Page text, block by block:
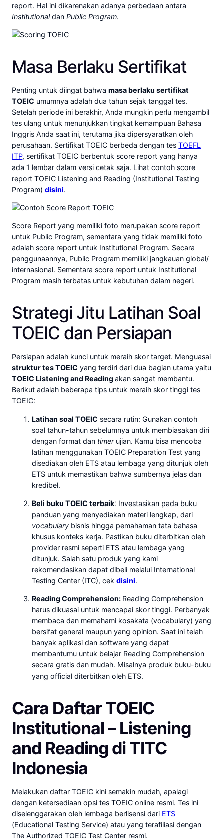
report. Hal ini dikarenakan adanya perbedaan antara
InstitutionaldanPublic Program.
Masa Berlaku Sertifikat
Penting untuk diingat bahwamasa berlaku sertifikat
TOEIC umumnya adalah dua tahun sejak tanggal tes.
Setelah periode ini berakhir, Anda mungkin perlu mengambil
tes ulang untuk menunjukkan tingkat kemampuan Bahasa
Inggris Anda saat ini, terutama jika dipersyaratkan oleh
perusahaan. Sertifikat TOEIC berbeda dengan tesTOEFL
ITP, sertifikat TOEIC berbentuk score report yang hanya
ada 1 lembar dalam versi cetak saja. Lihat contoh score
report TOEIC Listening and Reading (Institutional Testing
Program)disini.
Score Report yang memiliki foto merupakan score report
untuk Public Program, sementara yang tidak memiliki foto
adalah score report untuk Institutional Program. Secara
penggunaannya, Public Program memiliki jangkauan global/
internasional. Sementara score report untuk Institutional
Program masih terbatas untuk kebutuhan dalam negeri.
Strategi Jitu Latihan Soal
TOEIC dan Persiapan
Persiapan adalah kunci untuk meraih skor target. Menguasai
struktur tes TOEIC yang terdiri dari dua bagian utama yaitu
TOEIC Listening and Readingakan sangat membantu.
Berikut adalah beberapa tips untuk meraih skor tinggi tes
TOEIC:
Latihan soal TOEIC secara rutin: Gunakan contoh
soal tahun-tahun sebelumnya untuk membiasakan diri
dengan format dan timerujian. Kamu bisa mencoba
latihan menggunakan TOEIC Preparation Test yang
disediakan oleh ETS atau lembaga yang ditunjuk oleh
ETS untuk memastikan bahwa sumbernya jelas dan
kredibel.
Beli buku TOEIC terbaik: Investasikan pada buku
panduan yang menyediakan materi lengkap, dari
vocabulary bisnis hingga pemahaman tata bahasa
khusus konteks kerja. Pastikan buku diterbitkan oleh
provider resmi seperti ETS atau lembaga yang
ditunjuk. Salah satu produk yang kami
rekomendasikan dapat dibeli melalui International
Testing Center (ITC), cekdisini.
Reading Comprehension: Reading Comprehension
harus dikuasai untuk mencapai skor tinggi. Perbanyak
membaca dan memahami kosakata (vocabulary) yang
bersifat general maupun yang opinion. Saat ini telah
banyak aplikasi dan software yang dapat
membantumu untuk belajar Reading Comprehension
secara gratis dan mudah. Misalnya produk buku-buku
yang official diterbitkan oleh ETS.
Cara Daftar TOEIC
Institutional – Listening
and Reading di TITC
Indonesia
Melakukan daftar TOEIC kini semakin mudah, apalagi
dengan ketersediaan opsi tes TOEIC online resmi. Tes ini
diselenggarakan oleh lembaga berlisensi dari ETS
(Educational Testing Service) atau yang terafiliasi dengan
The Authorized TOEIC Test Center resmi.